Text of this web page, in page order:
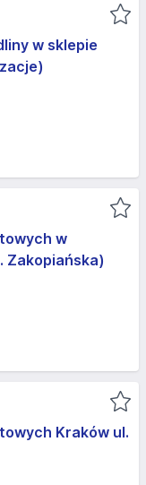
w sklepie
w
Zakopiańska)
Kraków ul.